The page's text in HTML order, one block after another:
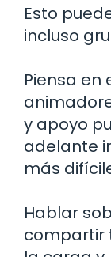
Esto
incluso
Piensa en
y apoyo
adelante
más
Hablar
compartir